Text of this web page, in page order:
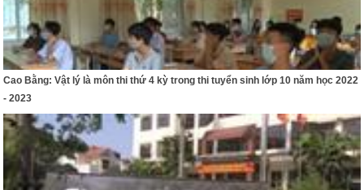
Cao Bằng: Vật lý là môn thi thứ 4 kỳ trong thi tuyển sinh lớp 10 năm học 2022
- 2023